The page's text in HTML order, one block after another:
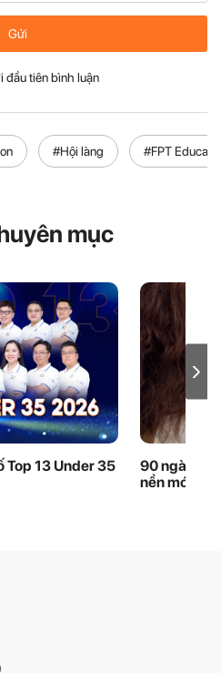
Gửi
đầu tiên bình luận
#Hội làng #FPT
mục
Top 13 Under 35
90 ngày
nền móng